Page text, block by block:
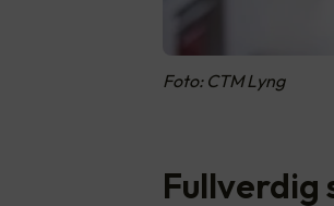
Foto: CTM Lyng
Fullverdig